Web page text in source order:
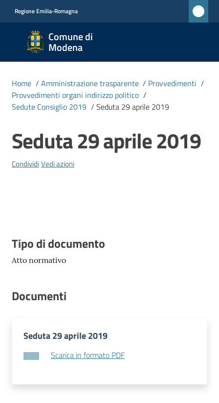
Regione Emilia-Romagna
Comune di
Modena
Comune
di
Modena
CIVICA
MONET
Amministrazione
Menu selezionato
Novità
Argomenti
Seguici
Home / Amministrazione trasparente / Provvedimenti /
Provvedimenti organi indirizzo politico /
Sedute Consiglio 2019 / Seduta 29 aprile 2019
Salta al contenuto
Seduta 29 aprile 2019
CondividiVedi azioni
Descrizione
Tipo di documento
Atto normativo
Documenti
Seduta 29 aprile 2019
Scarica in formato PDF